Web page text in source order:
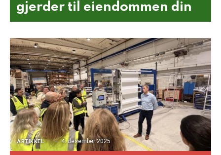
gjerder til eiendommen din
ARTIKKEL 4. desember 2025